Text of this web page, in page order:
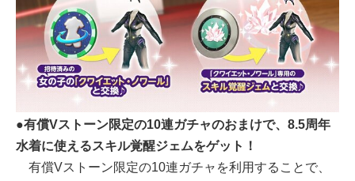
●有償Vストーン限定の10連ガチャのおまけで、8.5周年
水着に使えるスキル覚醒ジェムをゲット！
有償Vストーン限定の10連ガチャを利用することで、